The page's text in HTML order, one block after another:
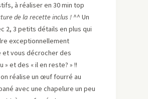
à réaliser en 30 min top
de la recette inclus ! ^^ Un
2, 3 petits détails en plus qui
exceptionnellement
et vous décrocher des
» et des « il en reste? » !!
on réalise un œuf fourré au
avec une chapelure un peu